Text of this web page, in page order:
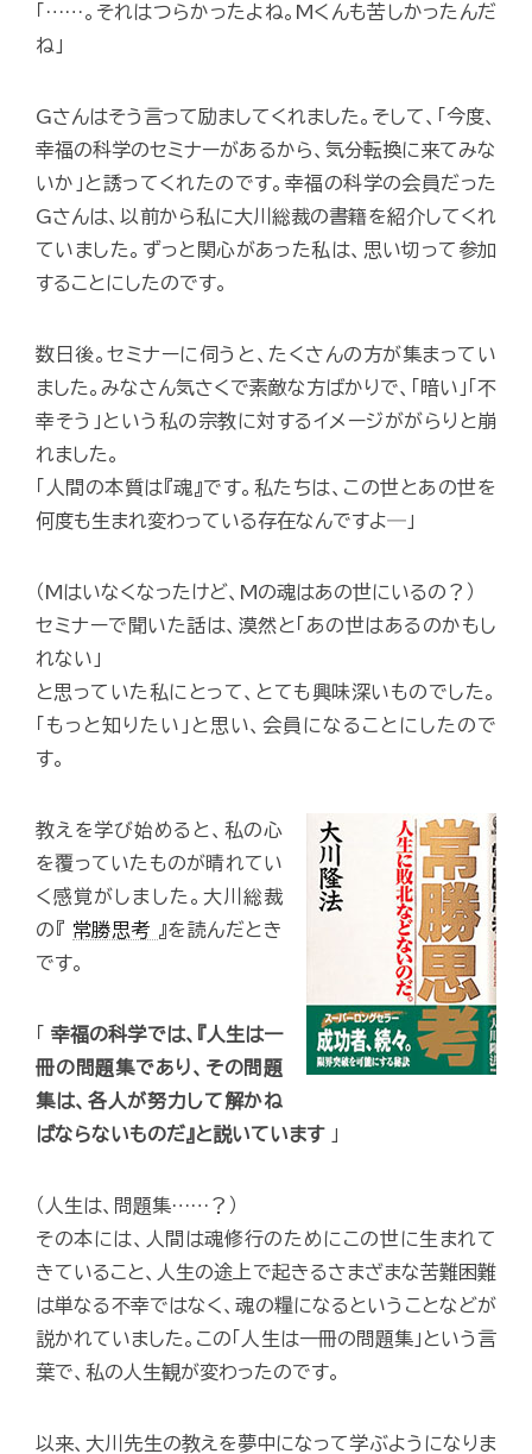
「……。それはつらかったよね。Mくんも苦しかったんだ
ね」
Gさんはそう言って励ましてくれました。そして、「今度、
幸福の科学のセミナーがあるから、気分転換に来てみな
いか」と誘ってくれたのです。幸福の科学の会員だった
Gさんは、以前から私に大川総裁の書籍を紹介してくれ
ていました。ずっと関心があった私は、思い切って参加
することにしたのです。
数日後。セミナーに伺うと、たくさんの方が集まってい
ました。みなさん気さくで素敵な方ばかりで、「暗い」「不
幸そう」という私の宗教に対するイメージががらりと崩
れました。
「人間の本質は『魂』です。私たちは、この世とあの世を
何度も生まれ変わっている存在なんですよ―」
（Mはいなくなったけど、Mの魂はあの世にいるの？）
セミナーで聞いた話は、漠然と「あの世はあるのかもし
れない」
と思っていた私にとって、とても興味深いものでした。
「もっと知りたい」と思い、会員になることにしたので
す。
教えを学び始めると、私の心
を覆っていたものが晴れてい
く感覚がしました。大川総裁
の『 常勝思考
』を読んだとき
です。
「幸福の科学では、『人生は一
冊の問題集であり、その問題
集は、各人が努力して解かね
ばならないものだ』と説いています 」
（人生は、問題集……？）
その本には、人間は魂修行のためにこの世に生まれて
きていること、人生の途上で起きるさまざまな苦難困難
は単なる不幸ではなく、魂の糧になるということなどが
説かれていました。この「人生は一冊の問題集」という言
葉で、私の人生観が変わったのです。
以来、大川先生の教えを夢中になって学ぶようになりま